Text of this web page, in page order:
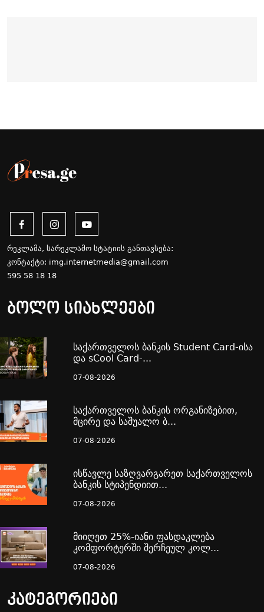
რეკლამა, სარეკლამო სტატიის განთავსება:
კონტაქტი: img.internetmedia@gmail.com
595 58 18 18
ბოლო სიახლეები
საქართველოს ბანკის Student Card-ისა
და sCool Card-...
07-08-2026
საქართველოს ბანკის ორგანიზებით,
მცირე და საშუალო ბ...
07-08-2026
ისწავლე საზღვარგარეთ საქართველოს
ბანკის სტიპენდიით...
07-08-2026
მიიღეთ 25%-იანი ფასდაკლება
კომფორტერში შერჩეულ კოლ...
07-08-2026
კატეგორიები